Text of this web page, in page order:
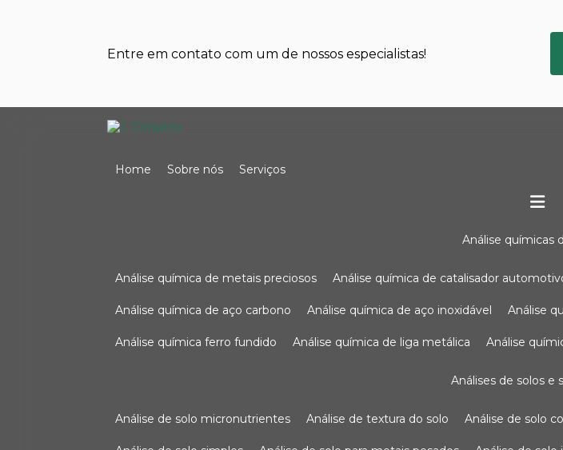
Entre em contato com um de nossos especialistas!
Home Sobre nós Serviços
análise químicas
análise química de metais preciosos análise química de catalisador
análise química de aço carbono análise química de aço inoxidável análise
análise química ferro fundido análise química de liga metálica análise
análises de solos
análise de solo micronutrientes análise de textura do solo análise de solo